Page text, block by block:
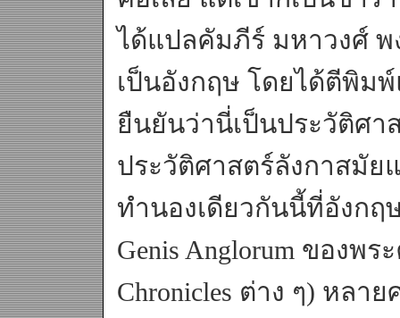
ได้แปลคัมภีร์ มหาวงศ์ พ
เป็นอังกฤษ โดยได้ตีพิม
ยืนยันว่านี่เป็นประวัติศ
ประวัติศาสตร์ลังกาสมัย
ทำนองเดียวกันนี้ที่อังกฤษ
Genis Anglorum ของพ
Chronicles ต่าง ๆ) หลา